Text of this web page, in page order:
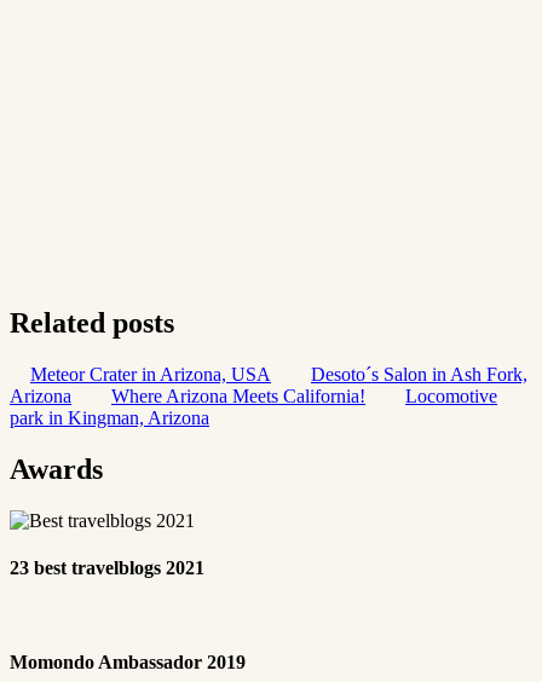
Related posts
Meteor Crater in Arizona, USA
Desoto´s Salon in Ash Fork,
Arizona
Where Arizona Meets California!
Locomotive
park in Kingman, Arizona
Awards
23 best travelblogs 2021
Momondo Ambassador 2019